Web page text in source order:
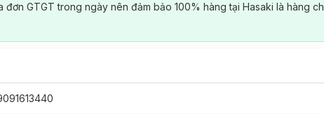
GTGT trong ngày nên đảm bảo 100% hàng tại Hasaki là hàng